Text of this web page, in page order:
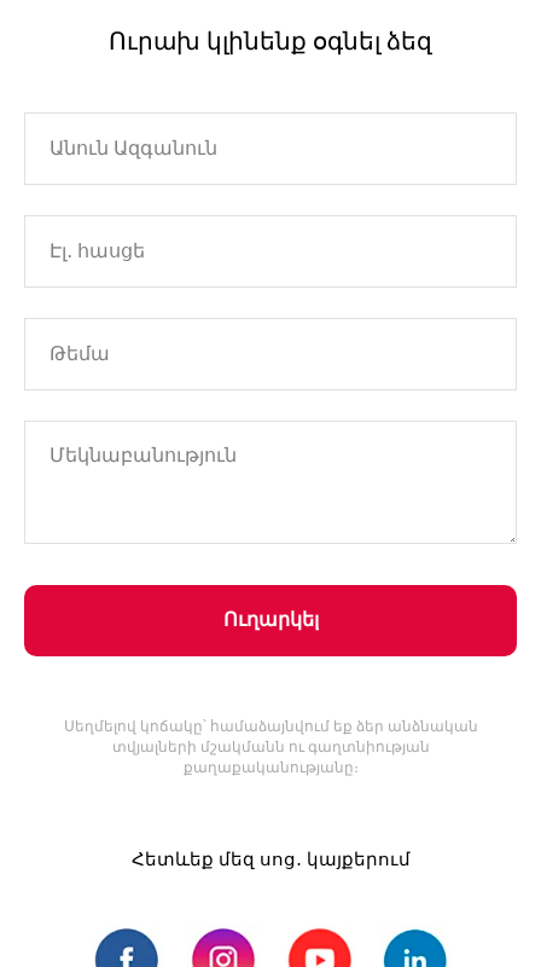
Ուրախ կլինենք օգնել ձեզ
Ուղարկել
Սեղմելով կոճակը՝ համաձայնվում եք ձեր անձնական
տվյալների մշակմանն ու գաղտնիության
քաղաքականությանը։
Հետևեք մեզ սոց․ կայքերում